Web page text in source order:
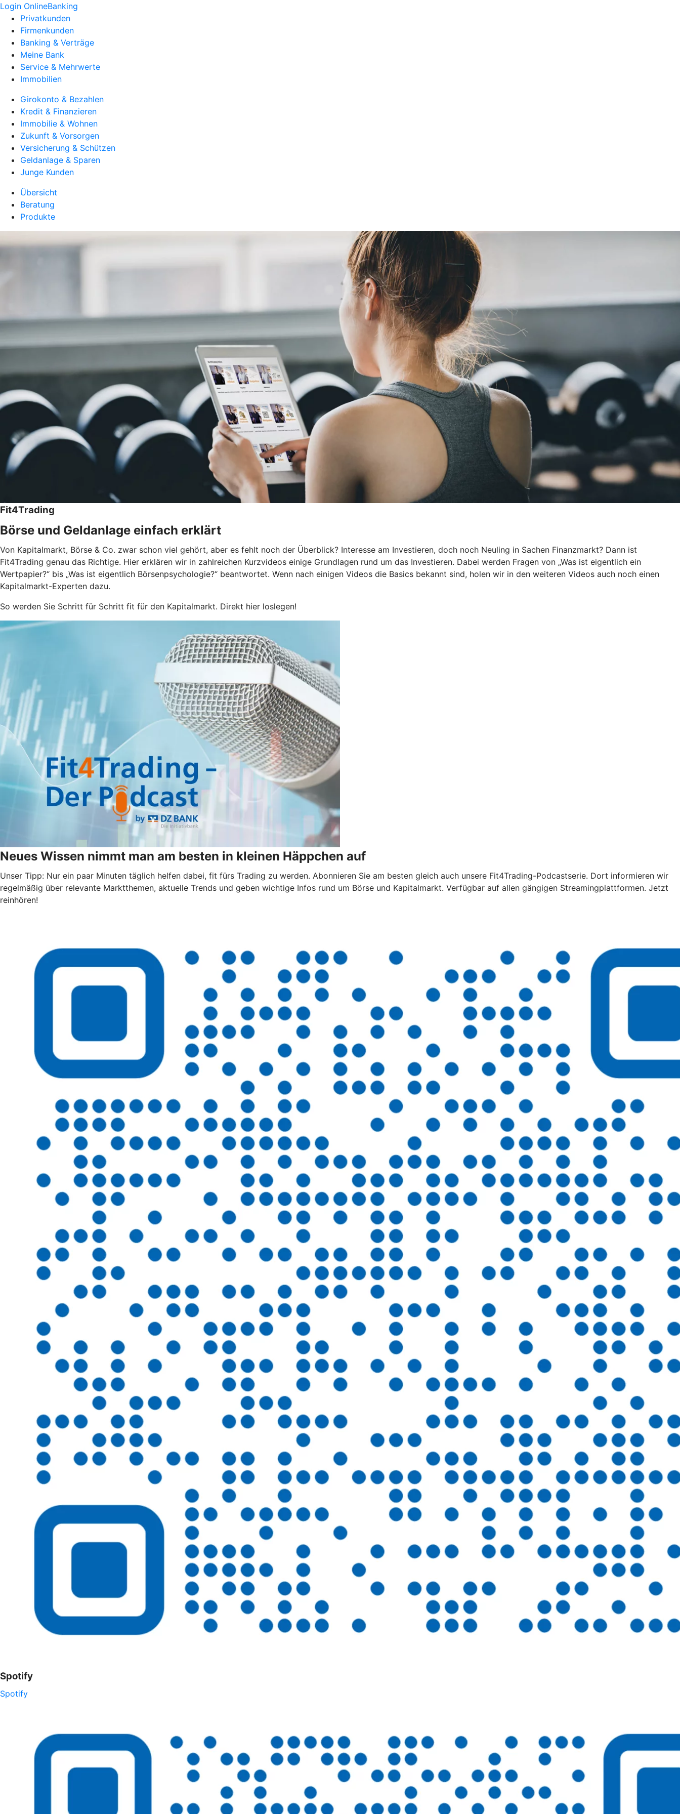
Login OnlineBanking
Privatkunden
Firmenkunden
Banking & Verträge
Meine Bank
Service & Mehrwerte
Immobilien
Girokonto & Bezahlen
Kredit & Finanzieren
Immobilie & Wohnen
Zukunft & Vorsorgen
Versicherung & Schützen
Geldanlage & Sparen
Junge Kunden
Übersicht
Beratung
Produkte
Fit4Trading
Börse und Geldanlage einfach erklärt
Von Kapitalmarkt, Börse & Co. zwar schon viel gehört, aber es fehlt noch der Überblick? Interesse am Investieren, doch noch Neuling in Sachen Finanzmarkt? Dann ist
Fit4Trading genau das Richtige. Hier erklären wir in zahlreichen Kurzvideos einige Grundlagen rund um das Investieren. Dabei werden Fragen von „Was ist eigentlich ein
Wertpapier?“ bis „Was ist eigentlich Börsenpsychologie?“ beantwortet. Wenn nach einigen Videos die Basics bekannt sind, holen wir in den weiteren Videos auch noch einen
Kapitalmarkt-Experten dazu.
So werden Sie Schritt für Schritt fit für den Kapitalmarkt. Direkt hier loslegen!
Neues Wissen nimmt man am besten in kleinen Häppchen auf
Unser Tipp: Nur ein paar Minuten täglich helfen dabei, fit fürs Trading zu werden. Abonnieren Sie am besten gleich auch unsere Fit4Trading-Podcastserie. Dort informieren wir
regelmäßig über relevante Marktthemen, aktuelle Trends und geben wichtige Infos rund um Börse und Kapitalmarkt. Verfügbar auf allen gängigen Streamingplattformen. Jetzt
reinhören!
Spotify
Spotify